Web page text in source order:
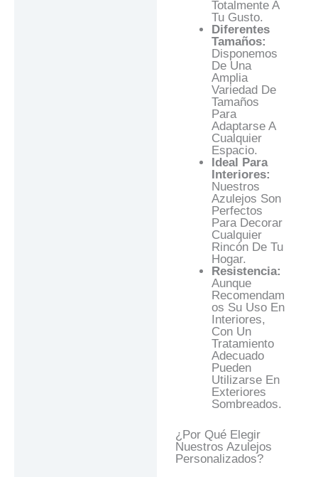
Totalmente A
Tu Gusto.
Diferentes
Tamaños:
Disponemos
De Una
Amplia
Variedad De
Tamaños
Para
Adaptarse A
Cualquier
Espacio.
Ideal Para
Interiores:
Nuestros
Azulejos Son
Perfectos
Para Decorar
Cualquier
Rincón De Tu
Hogar.
Resistencia:
Aunque
Recomendam
Os Su Uso En
Interiores,
Con Un
Tratamiento
Adecuado
Pueden
Utilizarse En
Exteriores
Sombreados.
¿Por Qué Elegir
Nuestros Azulejos
Personalizados?